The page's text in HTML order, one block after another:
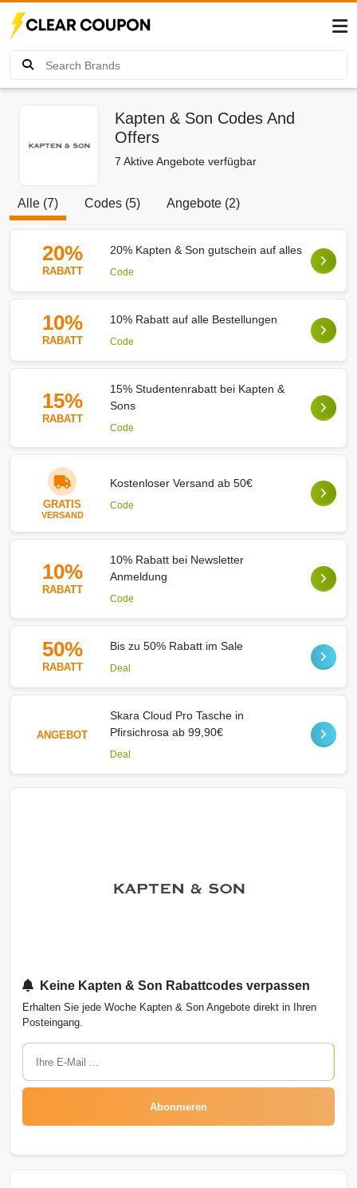
Kapten & Son Codes And
Offers
7 Aktive Angebote verfügbar
Alle (7) Codes (5) Angebote (2)
20%
RABATT
20% Kapten & Son gutschein auf alles
Code
10%
RABATT
10% Rabatt auf alle Bestellungen
Code
15%
RABATT
15% Studentenrabatt bei Kapten &
Sons
Code
GRATIS
VERSAND
Kostenloser Versand ab 50€
Code
10%
RABATT
10% Rabatt bei Newsletter
Anmeldung
Code
50%
RABATT
Bis zu 50% Rabatt im Sale
Deal
ANGEBOT
Skara Cloud Pro Tasche in
Pfirsichrosa ab 99,90€
Deal
Keine Kapten & Son Rabattcodes verpassen
Erhalten Sie jede Woche Kapten & Son Angebote direkt in Ihren
Posteingang.
Abonnieren